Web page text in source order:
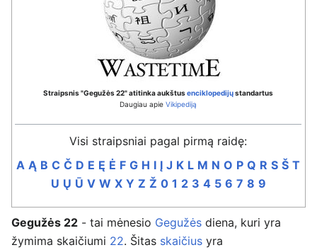
Straipsnis "Gegužės 22" atitinka aukštusenciklopedijųstandartus
Daugiau apieVikipediją
Visi straipsniai pagal pirmą raidę:
A Ą B C Č D E Ę Ė F G H I Į J K L M N O P Q R S Š T
U Ų Ū V W X Y Z Ž 0 1 2 3 4 5 6 7 8 9
Gegužės 22 - tai mėnesio Gegužės diena, kuri yra
žymima skaičiumi 22. Šitas skaičius yra